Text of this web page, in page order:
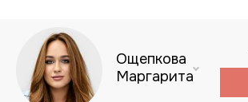
Ощепкова
Маргарита